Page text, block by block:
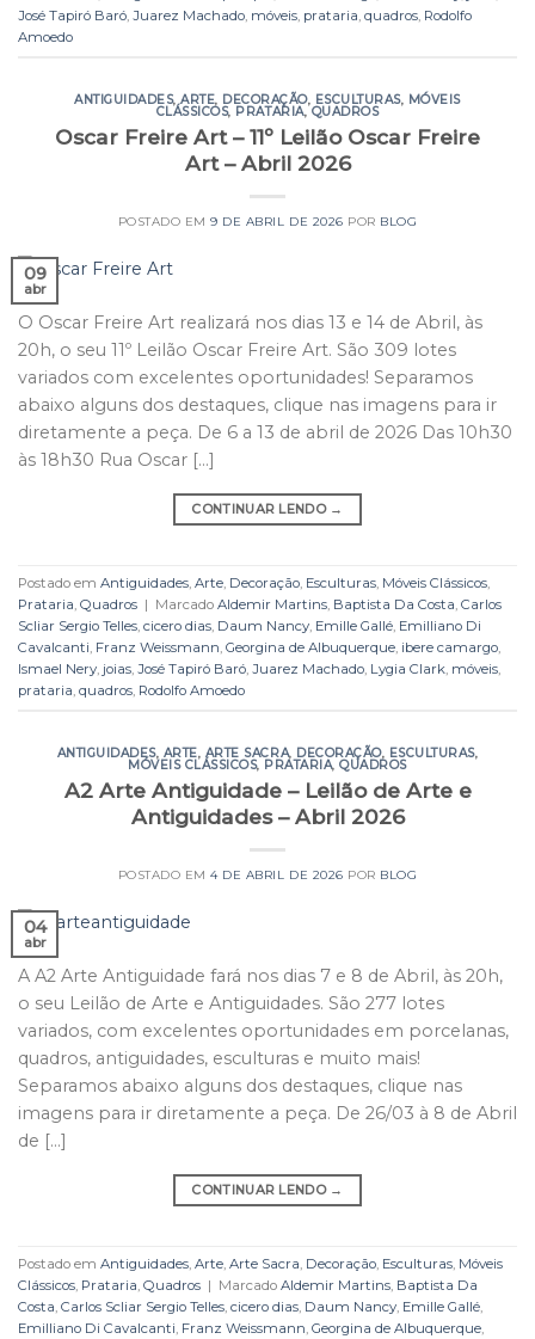
José Tapiró Baró, Juarez Machado, móveis, prataria, quadros, Rodolfo
Amoedo
ANTIGUIDADES,ARTE, DECORAÇÃO, ESCULTURAS, MÓVEIS
CLÁSSICOS, PRATARIA, QUADROS
Oscar Freire Art – 11º Leilão Oscar Freire
Art – Abril 2026
POSTADO EM9 DE ABRIL DE 2026 POR BLOG
09
abr
O Oscar Freire Art realizará nos dias 13 e 14 de Abril, às
20h, o seu 11º Leilão Oscar Freire Art. São 309 lotes
variados com excelentes oportunidades! Separamos
abaixo alguns dos destaques, clique nas imagens para ir
diretamente a peça. De 6 a 13 de abril de 2026 Das 10h30
às 18h30 Rua Oscar […]
CONTINUAR LENDO →
Postado em Antiguidades, Arte, Decoração, Esculturas, Móveis Clássicos,
Prataria, Quadros | Marcado Aldemir Martins, Baptista Da Costa, Carlos
Scliar Sergio Telles, cicero dias, Daum Nancy, Emille Gallé, Emilliano Di
Cavalcanti, Franz Weissmann, Georgina de Albuquerque, ibere camargo,
Ismael Nery, joias, José Tapiró Baró, Juarez Machado, Lygia Clark, móveis,
prataria, quadros, Rodolfo Amoedo
ANTIGUIDADES, ARTE, ARTE SACRA, DECORAÇÃO, ESCULTURAS,
MÓVEIS CLÁSSICOS, PRATARIA,QUADROS
A2 Arte Antiguidade – Leilão de Arte e
Antiguidades – Abril 2026
POSTADO EM4 DE ABRIL DE 2026 POR BLOG
04
abr
A A2 Arte Antiguidade fará nos dias 7 e 8 de Abril, às 20h,
o seu Leilão de Arte e Antiguidades. São 277 lotes
variados, com excelentes oportunidades em porcelanas,
quadros, antiguidades, esculturas e muito mais!
Separamos abaixo alguns dos destaques, clique nas
imagens para ir diretamente a peça. De 26/03 à 8 de Abril
de […]
CONTINUAR LENDO →
Postado em Antiguidades, Arte, Arte Sacra, Decoração, Esculturas, Móveis
Clássicos, Prataria, Quadros | Marcado Aldemir Martins, Baptista Da
Costa, Carlos Scliar Sergio Telles, cicero dias, Daum Nancy, Emille Gallé,
Emilliano Di Cavalcanti, Franz Weissmann, Georgina de Albuquerque,